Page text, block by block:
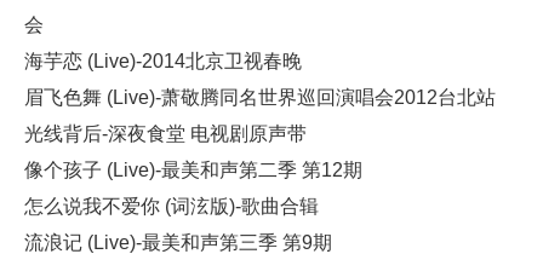
会
海芋恋 (Live)-2014北京卫视春晚
眉飞色舞 (Live)-萧敬腾同名世界巡回演唱会2012台北站
光线背后-深夜食堂 电视剧原声带
像个孩子 (Live)-最美和声第二季 第12期
怎么说我不爱你 (词泫版)-歌曲合辑
流浪记 (Live)-最美和声第三季 第9期